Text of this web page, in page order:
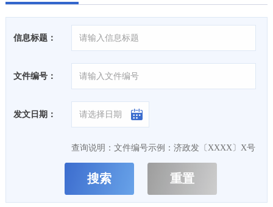
信息标题：
文件编号：
发文日期：
查询说明：文件编号示例：济政发〔XXXX〕X号